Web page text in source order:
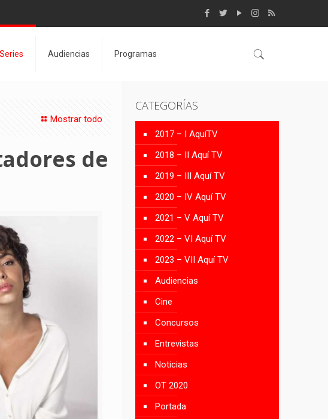
Series Audiencias Programas
Mostrar todo
de
CATEGORÍAS
2017 – I AquíTV
2018 – II Aquí TV
2019 – III Aquí TV
2020 – IV Aquí TV
2021 – V Aquí TV
2022 – VI Aquí TV
2023 – VII Aquí TV
Audiencias
Cine
Concursos
Entrevistas
Noticias
OT 2020
Portada